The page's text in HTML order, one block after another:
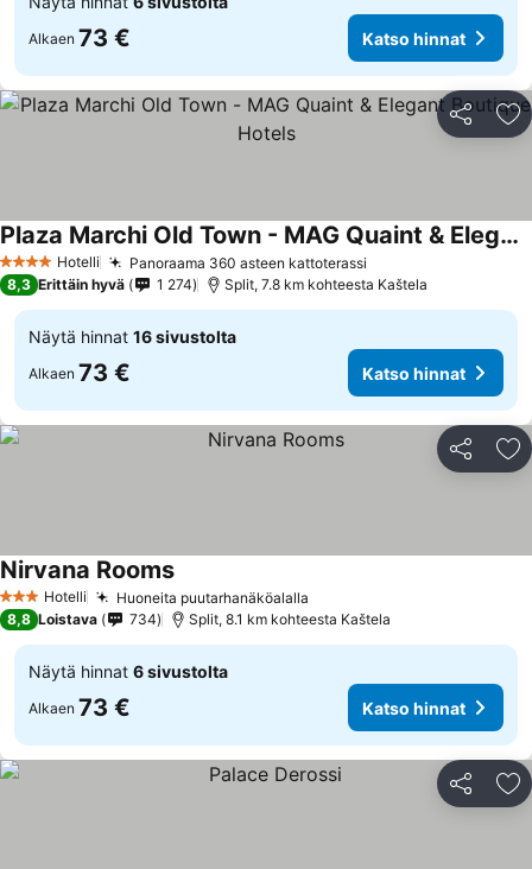
Alkaen 73 € Katso hinnat
Jaa
4 Tähtiluokitus
Hotelli Panoraama 360 asteen kattoterassi
Plaza Marchi Old Town - MAG Quaint & Elegant Boutique Hotels
8,3 Erittäin hyvä 1 274 Split, 7.8 km kohteesta Kaštela
Näytä hinnat 16 sivustolta
Alkaen 73 € Katso hinnat
Jaa
3 Tähtiluokitus
Hotelli Huoneita puutarhanäköalalla
Nirvana Rooms
8,8 Loistava 734 Split, 8.1 km kohteesta Kaštela
Näytä hinnat 6 sivustolta
Alkaen 73 € Katso hinnat
Jaa